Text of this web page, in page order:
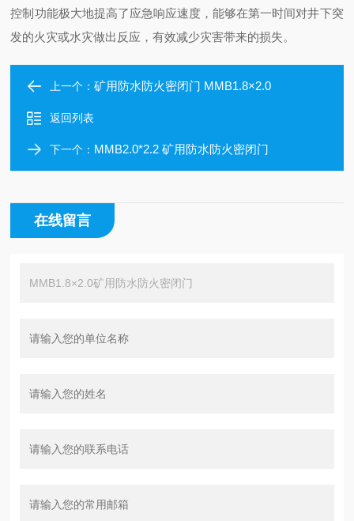
控制功能极大地提高了应急响应速度，能够在第一时间对井下突
发的火灾或水灾做出反应，有效减少灾害带来的损失。
上一个：矿用防水防火密闭门 MMB1.8×2.0
返回列表
下一个： MMB2.0*2.2 矿用防水防火密闭门
在线留言